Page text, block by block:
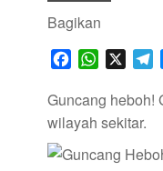
Bagikan
c
e
b
o
W
a
t
A
l
r
Guncang heboh!
wilayah sekitar.